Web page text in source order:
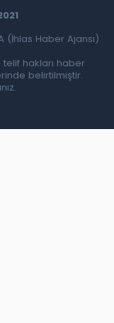
(İhlas Haber Ajansı)
hakları haber
belirtilmiştir.